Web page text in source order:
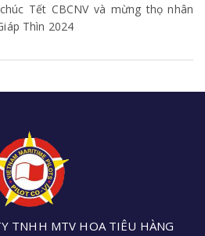
Tết CBCNV và mừng thọ nhân
Thìn 2024
TNHH MTV HOA TIÊU HÀNG